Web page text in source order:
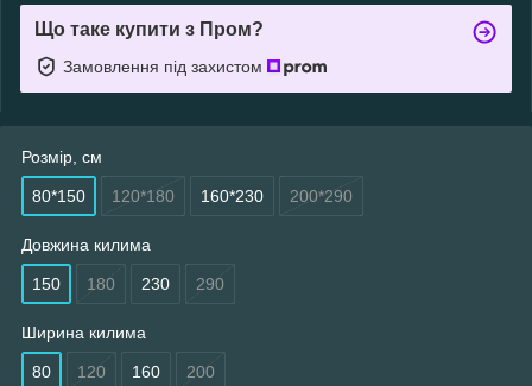
Що таке купити з Пром?
Замовлення під захистом
Розмір, см
80*150 120*180 160*230 200*290
Довжина килима
150 180 230 290
Ширина килима
80 120 160 200